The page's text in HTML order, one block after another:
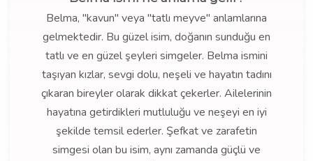
Belma, "kavun" veya "tatlı meyve" anlamlarına
gelmektedir. Bu güzel isim, doğanın sunduğu en
tatlı ve en güzel şeyleri simgeler. Belma ismini
taşıyan kızlar, sevgi dolu, neşeli ve hayatın tadını
çıkaran bireyler olarak dikkat çekerler. Ailelerinin
hayatına getirdikleri mutluluğu ve neşeyi en iyi
şekilde temsil ederler. Şefkat ve zarafetin
simgesi olan bu isim, aynı zamanda güçlü ve